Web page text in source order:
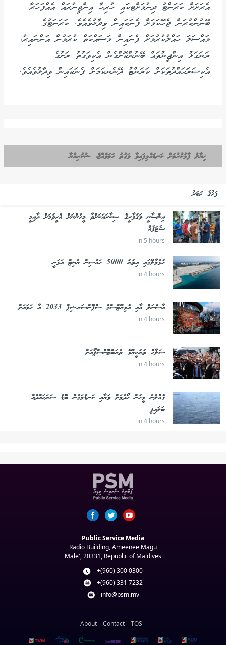
އެރަށަށް ކަރަންޓު ދިނުމަށްޓކަައި ހުރިހާ އިންޖީނުރައް އެއްފަހަރާ
ބޭނުންކުރަން ޖެހޭކަމަށް ފެނަކައިން ވިދާޅުވެއެވެ. ކަރަނަޓުގެ
މައްސަލަ ހައްލުކުރުމަށް ފެނަައިން މަސައްކަތް ކުރަމުން އަންނައިރު،
ރަނަގަޅު އިންޖީނުތައް ބޭނުންކޮށްގެން އެކިވަގުތު ރަށުގެ
އެކިސަރަަޙައްދުތަކަށް ކަރަންޓު ދޭނެނކަމަށް ފެނަކައިން ވިދާޅުވެއެވެ.
ޚިޔާލު ފާޅުކުރުމަށް ކަނޑައެޅިފައިވާ ވަގުތު ހަމަވެއްޖެ، ޝުކުރިއްޔާ
ފަހުގެ ޚަބަރު
އިންސާނީ ވަގުފާރީގެ ޝިކާރައަކަށްވާ މީހުންނަށް އެހީވުމަށް ދާއިމީ
ސެޓަޕެއް
in 5 hours
ހުޅުމާލޭގައި އިތުރު 5000 ހައުސިން ޔުނިޓް އަޅަނީ
in 4 hours
އާސެނަލް އާއި އެމިރޭޓްސްގެ ސްޕޮންސަރޝިޕް 2033 އާ ހަމައަށް
in 4 hours
ސަލާހް ތުރުކީޔޭގެ ތުރަބްޒޮންސްޕޯއަށް
in 4 hours
ގެއްލުނު މީހުން ހޯދުމަށް ވަޔާއި ކަނޑުމަގުން ބޮޑު ސަރަޙައްދެއް
ބަލައިފި
in 4 hours
Public Service Media
Radio Building, Ameenee Magu
Male', 20331, Republic of Maldives
+(960) 300 0300
+(960) 331 7232
info@psm.mv
About Contact TOS